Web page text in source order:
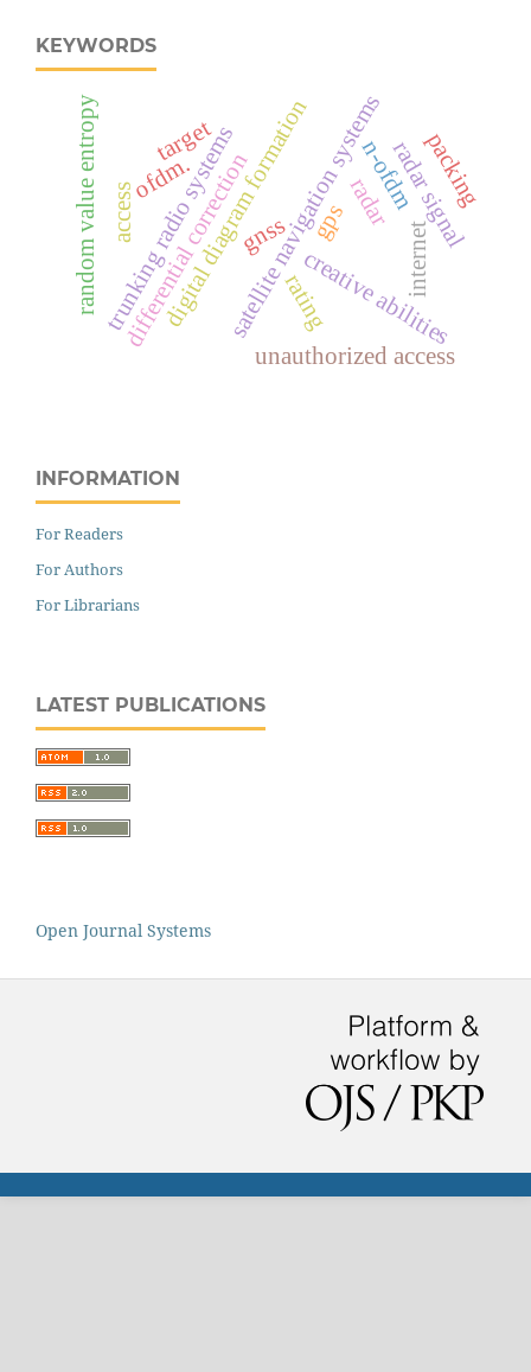
KEYWORDS
satellite navigation systems
gps
gnss
differential correction
trunking radio systems
digital diagram formation n-ofdm
ofdm.
creative abilities
internet
access
rating
unauthorized access
radar signal
radar
target
random value entropy packing
INFORMATION
For Readers
For Authors
For Librarians
LATEST PUBLICATIONS
Open Journal Systems